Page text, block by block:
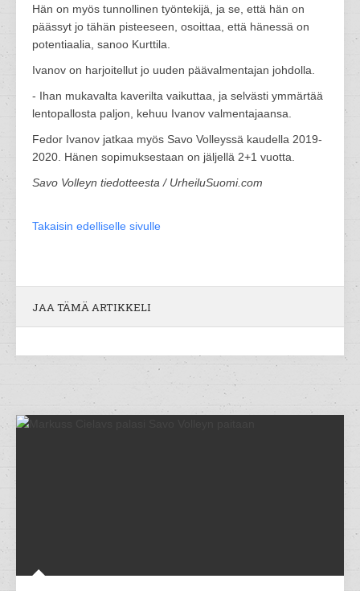
Hän on myös tunnollinen työntekijä, ja se, että hän on
päässyt jo tähän pisteeseen, osoittaa, että hänessä on
potentiaalia, sanoo Kurttila.
Ivanov on harjoitellut jo uuden päävalmentajan johdolla.
- Ihan mukavalta kaverilta vaikuttaa, ja selvästi ymmärtää
lentopallosta paljon, kehuu Ivanov valmentajaansa.
Fedor Ivanov jatkaa myös Savo Volleyssä kaudella 2019-
2020. Hänen sopimuksestaan on jäljellä 2+1 vuotta.
Savo Volleyn tiedotteesta / UrheiluSuomi.com
Takaisin edelliselle sivulle
JAA TÄMÄ ARTIKKELI